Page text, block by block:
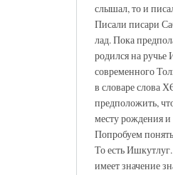
слышал, то и
Писали писари
лад. Пока
родился на ручье
современного
в словаре слова
предположить,
месту рождения
Попробуем
То есть
имеет значение